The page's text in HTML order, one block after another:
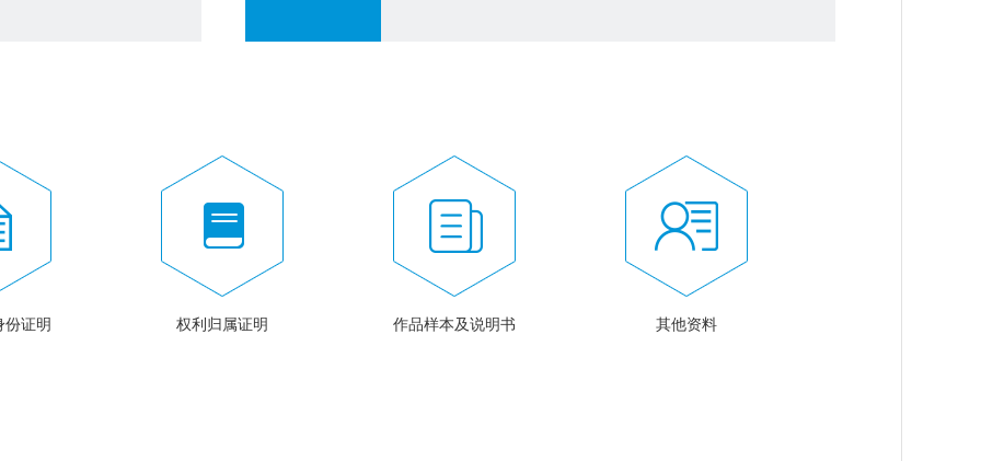
份证明 权利归属证明 作品样本及说明书 其他资料